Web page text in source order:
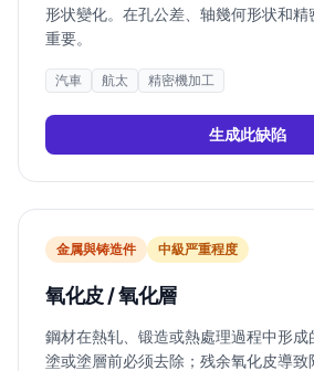
形状變化。在孔公差、轴幾何形状和精
重要。
汽車 航太 精密機加工
生成此缺陷
金属與铸造件 中級严重程度
氧化皮 / 氧化層
鋼材在熱轧、锻造或熱處理過程中形
塗或塗層前必须去除；残余氧化皮導